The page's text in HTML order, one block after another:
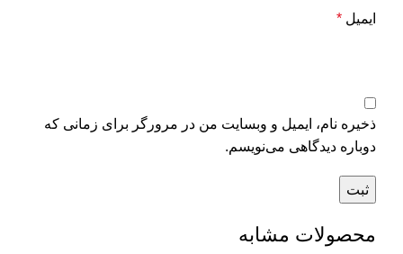
ایمیل *
ذخیره نام، ایمیل و وبسایت من در مرورگر برای زمانی که
دوباره دیدگاهی می‌نویسم.
محصولات مشابه